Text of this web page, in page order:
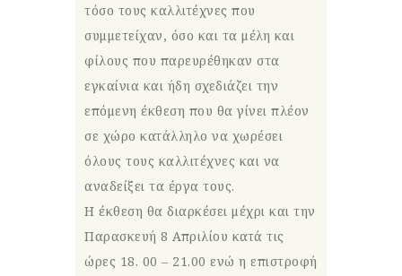
τόσο τους καλλιτέχνες που
συμμετείχαν, όσο και τα μέλη και
φίλους που παρευρέθηκαν στα
εγκαίνια και ήδη σχεδιάζει την
επόμενη έκθεση που θα γίνει πλέον
σε χώρο κατάλληλο να χωρέσει
όλους τους καλλιτέχνες και να
αναδείξει τα έργα τους.
Η έκθεση θα διαρκέσει μέχρι και την
Παρασκευή 8 Απριλίου κατά τις
ώρες 18. 00 – 21.00 ενώ η επιστροφή